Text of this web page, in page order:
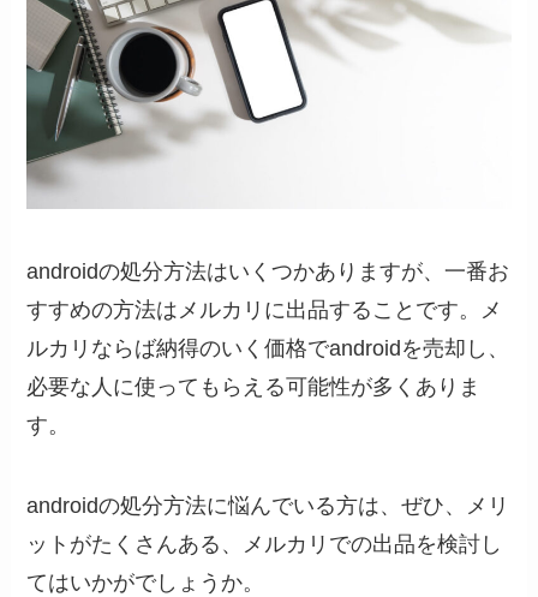
androidの処分方法はいくつかありますが、一番お
すすめの方法はメルカリに出品することです。メ
ルカリならば納得のいく価格でandroidを売却し、
必要な人に使ってもらえる可能性が多くありま
す。
androidの処分方法に悩んでいる方は、ぜひ、メリ
ットがたくさんある、メルカリでの出品を検討し
てはいかがでしょうか。